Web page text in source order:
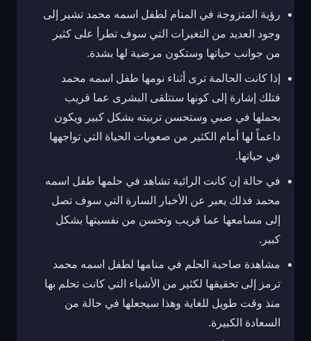
رؤية المتزوجة في المنام لطفل اسمه محمد تشير إلى
وجود العديد من التغيرات التي سوف تطرأ على كثير
من جوانب حياتها وستكون مرضية لها بشدة.
إذا كانت الحالمة ترى أثناء نومها طفل اسمه محمد
فتلك إشارة إلى كونها ستتلقى البشرى عما قريب
بحملها في صبي وستحسن تربيته بشكل كبير ويكون
داعماً لها أمام الكثير من صعوبات الحياة التي تواجهها
في حياتها.
في حالة إن كانت الرائية تشاهد في حلمها طفل اسمه
محمد فذلك يعبر عن الأخبار السارة التي سوف تصل
إلى مسامعها عما قريب وتحسن من نفسيتها بشكل
كبير.
مشاهدة صاحبة الحلم في منامها لطفل اسمه محمد
ترمز إلى تحقيقها لكثير من الأشياء التي كانت تحلم بها
منذ وقت طويل للغاية وهذا سيجعلها في حالة من
السعادة الكبيرة.